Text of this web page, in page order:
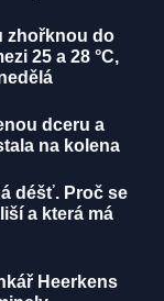
zhořknou do
25 a 28 °C,
dceru a
na kolena
déšť. Proč se
a která má
Heerkens